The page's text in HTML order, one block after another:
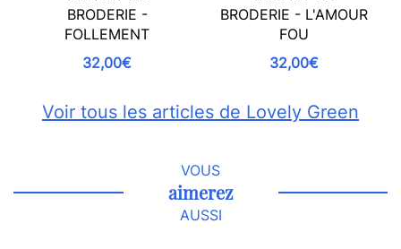
BRODERIE -
FOLLEMENT
32,00€
BRODERIE - L'AMOUR
FOU
32,00€
Voir tous les articles de Lovely Green
VOUS
aimerez
AUSSI